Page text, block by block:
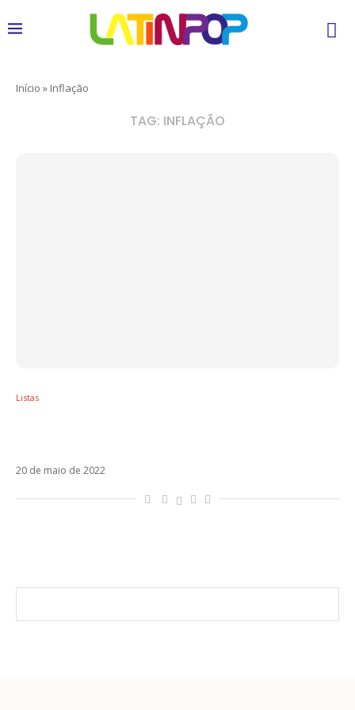
Início » Inflação
TAG: INFLAÇÃO
Listas
20 de maio de 2022